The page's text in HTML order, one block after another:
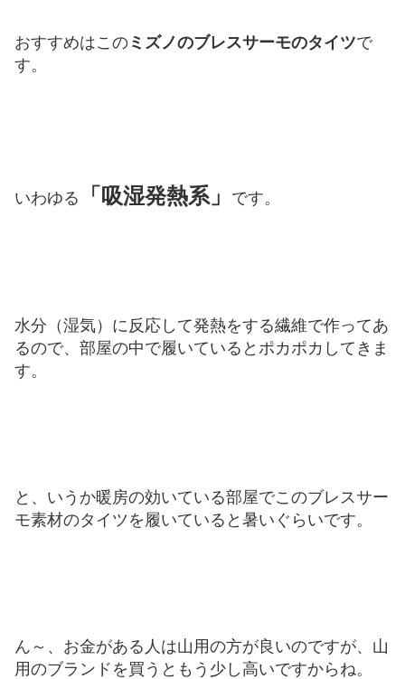
おすすめはこの ミズノのブレスサーモのタイツで
す。
いわゆる 「吸湿発熱系」 です。
水分（湿気）に反応して発熱をする繊維で作ってあ
るので、部屋の中で履いているとポカポカしてきま
す。
と、いうか暖房の効いている部屋でこのブレスサー
モ素材のタイツを履いていると暑いぐらいです。
ん～、お金がある人は山用の方が良いのですが、山
用のブランドを買うともう少し高いですからね。